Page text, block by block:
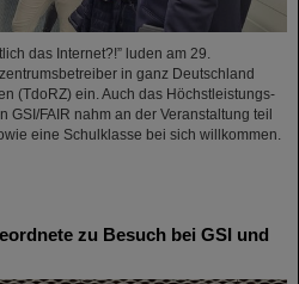
das Internet?!” luden am 29.
in ganz Deutschland
(TdoRZ) ein. Auch das Höchstleistungs-
GSI/FAIR nahm an der Veranstaltung teil
eine Schulklasse bei sich willkommen.
zu Besuch bei GSI und